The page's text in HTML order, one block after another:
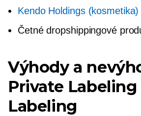
Kendo Holdings (kosmetika)
Četné dropshippingové
Výhody a
Private
Labeling